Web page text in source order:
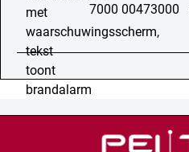
7000 00473000